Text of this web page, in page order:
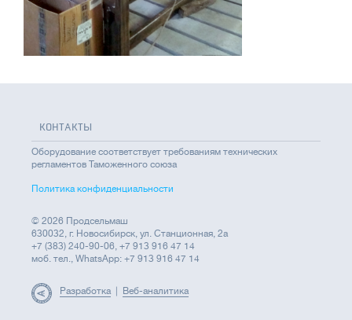
КОНТАКТЫ
Оборудование соответствует требованиям технических
регламентов Таможенного союза
Политика конфиденциальности
© 2026 Продсельмаш
630032, г. Новосибирск, ул. Станционная, 2а
+7 (383) 240-90-06, +7 913 916 47 14
моб. тел., WhatsApp: +7 913 916 47 14
Разработка| Веб-аналитика